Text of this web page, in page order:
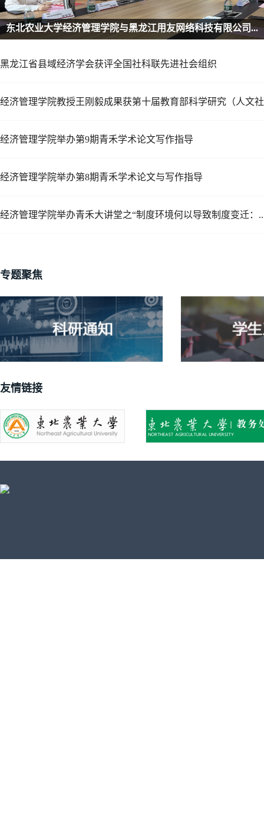
东北农业大学经济管理学院与黑龙江用友网络科技有限公司...
黑龙江省县域经济学会获评全国社科联先进社会组织
经济管理学院教授王刚毅成果获第十届教育部科学研究（人文
经济管理学院举办第9期青禾学术论文写作指导
经济管理学院举办第8期青禾学术论文与写作指导
经济管理学院举办青禾大讲堂之“制度环境何以导致制度变迁：
专题聚焦
友情链接